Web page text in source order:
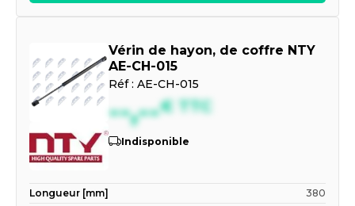
Vérin de hayon, de coffre NTY
AE-CH-015
Réf : AE-CH-015
--,--€ TTC
Indisponible
Longueur [mm]
380